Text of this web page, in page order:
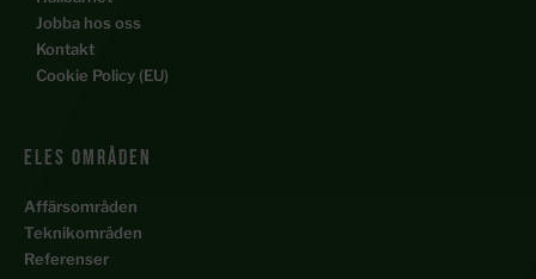
Jobba hos oss
Kontakt
Cookie Policy (EU)
ELES Områden
Affärsområden
Teknikområden
Referenser